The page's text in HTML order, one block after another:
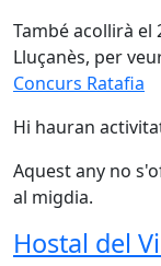
També acollirà el
Lluçanès, per
Concurs Ratafia
Hi hauran
Aquest any no
al migdia.
Hostal del